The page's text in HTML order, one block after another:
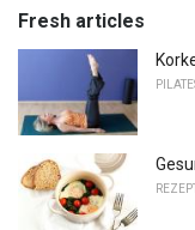
Fresh articles